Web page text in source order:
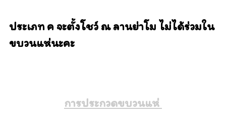
ประเภท ค จะตั้งโชว์ ณ ลานย่าโม ไม่ได้ร่วมใน
ขบวนแห่นะคะ
การประกวดขบวนแห่